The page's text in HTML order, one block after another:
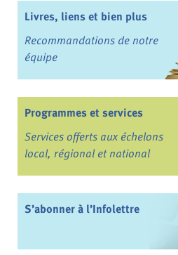
Livres, liens et bien plus
Recommandations de notre
équipe
Programmes et services
Services offerts aux échelons
local, régional et national
S’abonner à l’Infolettre